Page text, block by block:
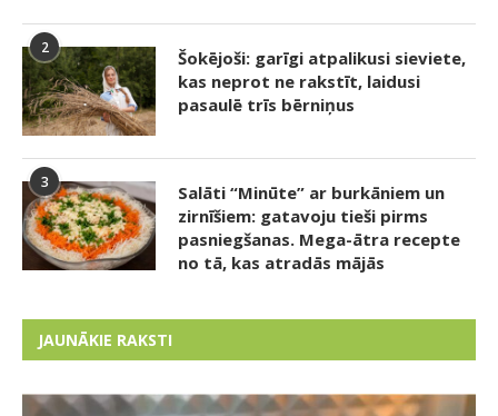
2
Šokējoši: garīgi atpalikusi sieviete,
kas neprot ne rakstīt, laidusi
pasaulē trīs bērniņus
3
Salāti “Minūte” ar burkāniem un
zirnīšiem: gatavoju tieši pirms
pasniegšanas. Mega-ātra recepte
no tā, kas atradās mājās
JAUNĀKIE RAKSTI